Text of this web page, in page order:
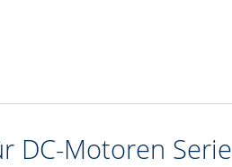
DC-Motoren Serie